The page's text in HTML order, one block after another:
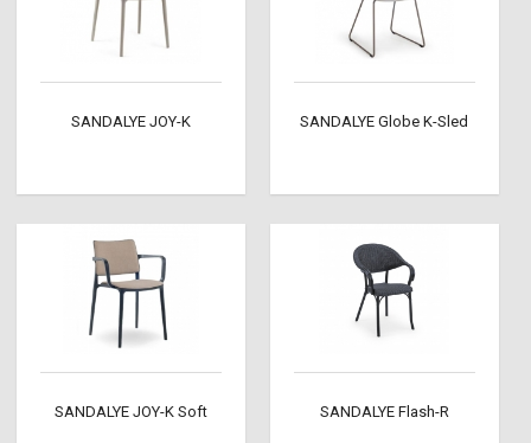
SANDALYE JOY-K SANDALYE Globe K-Sled
SANDALYE JOY-K Soft SANDALYE Flash-R